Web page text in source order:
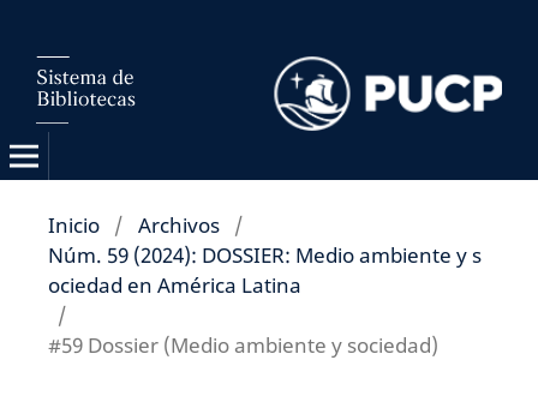
Inicio / Archivos /
Núm. 59 (2024): DOSSIER: Medio ambiente y s
ociedad en América Latina
/
#59 Dossier (Medio ambiente y sociedad)